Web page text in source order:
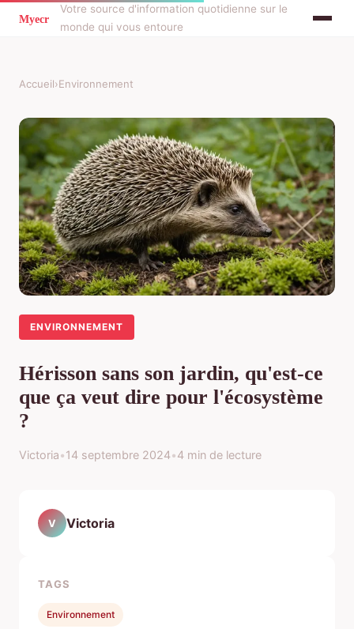
Votre source d'information quotidienne sur le
monde qui vous entoure
Accueil›Environnement
ENVIRONNEMENT
Hérisson sans son jardin, qu'est-ce
que ça veut dire pour l'écosystème
?
Victoria•14 septembre 2024•4 min de lecture
V Victoria
TAGS
Environnement